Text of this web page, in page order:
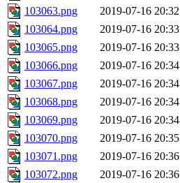
103063.png
2019-07-16 20:32
103064.png
2019-07-16 20:33
103065.png
2019-07-16 20:33
103066.png
2019-07-16 20:34
103067.png
2019-07-16 20:34
103068.png
2019-07-16 20:34
103069.png
2019-07-16 20:34
103070.png
2019-07-16 20:35
103071.png
2019-07-16 20:36
103072.png
2019-07-16 20:36